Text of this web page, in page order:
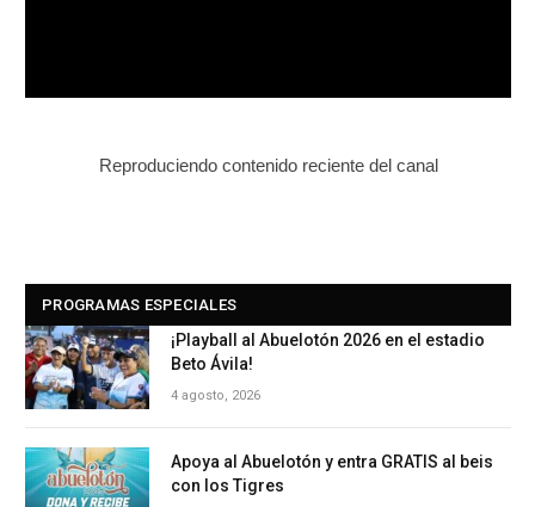
Reproduciendo contenido reciente del canal
PROGRAMAS ESPECIALES
¡Playball al Abuelotón 2026 en el estadio
Beto Ávila!
4 agosto, 2026
Apoya al Abuelotón y entra GRATIS al beis
con los Tigres